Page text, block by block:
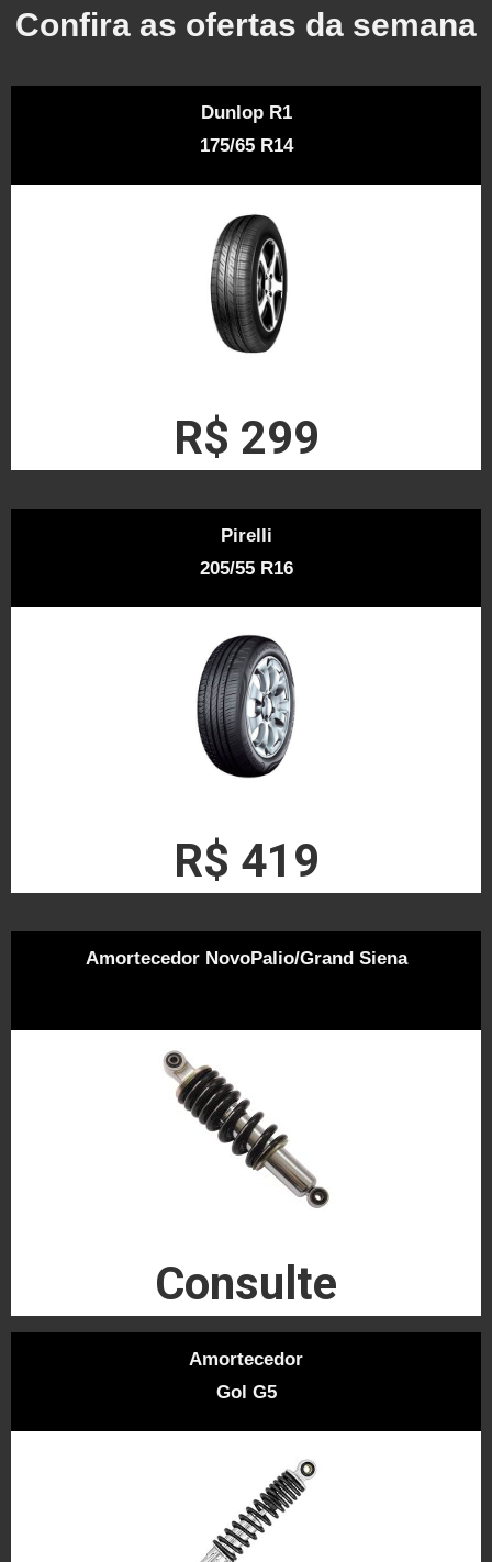
Confira as ofertas da semana
Dunlop R1
175/65 R14
R$ 299
Pirelli
205/55 R16
R$ 419
Amortecedor NovoPalio/Grand Siena
Consulte
Amortecedor
Gol G5